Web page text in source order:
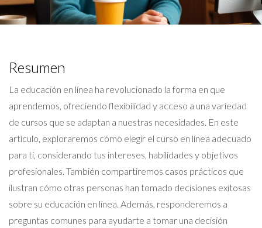
Resumen
La educación en línea ha revolucionado la forma en que
aprendemos, ofreciendo flexibilidad y acceso a una variedad
de cursos que se adaptan a nuestras necesidades. En este
artículo, exploraremos cómo elegir el curso en línea adecuado
para ti, considerando tus intereses, habilidades y objetivos
profesionales. También compartiremos casos prácticos que
ilustran cómo otras personas han tomado decisiones exitosas
sobre su educación en línea. Además, responderemos a
preguntas comunes para ayudarte a tomar una decisión